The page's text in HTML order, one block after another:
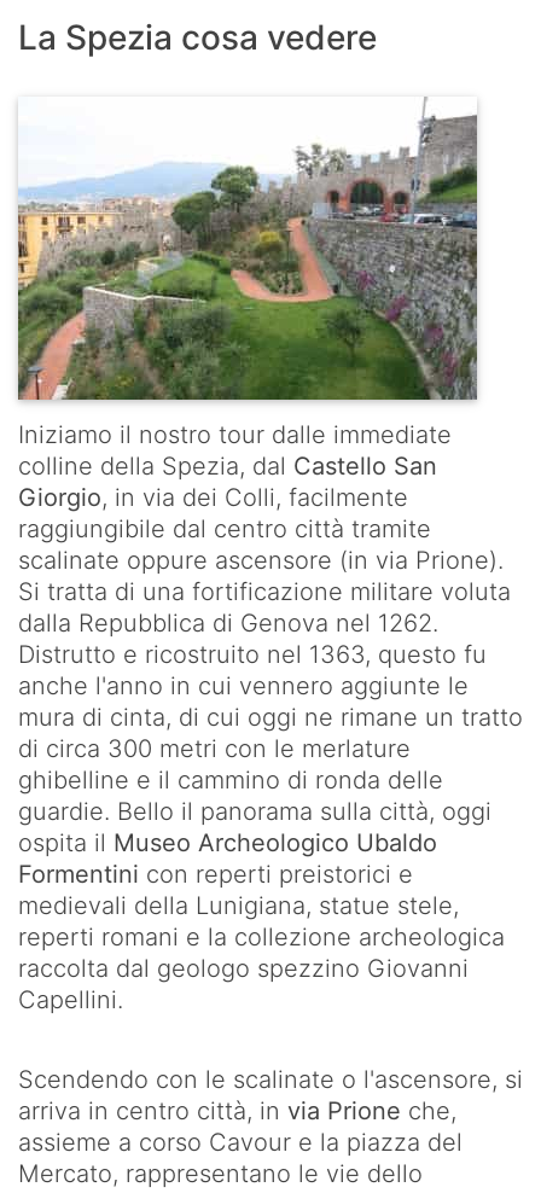
La Spezia cosa vedere
Iniziamo il nostro tour dalle immediate
colline della Spezia, dal Castello San
Giorgio, in via dei Colli, facilmente
raggiungibile dal centro città tramite
scalinate oppure ascensore (in via Prione).
Si tratta di una fortificazione militare voluta
dalla Repubblica di Genova nel 1262.
Distrutto e ricostruito nel 1363, questo fu
anche l'anno in cui vennero aggiunte le
mura di cinta, di cui oggi ne rimane un tratto
di circa 300 metri con le merlature
ghibelline e il cammino di ronda delle
guardie. Bello il panorama sulla città, oggi
ospita il Museo Archeologico Ubaldo
Formentini con reperti preistorici e
medievali della Lunigiana, statue stele,
reperti romani e la collezione archeologica
raccolta dal geologo spezzino Giovanni
Capellini.
Scendendo con le scalinate o l'ascensore, si
arriva in centro città, in via Prione che,
assieme a corso Cavour e la piazza del
Mercato, rappresentano le vie dello